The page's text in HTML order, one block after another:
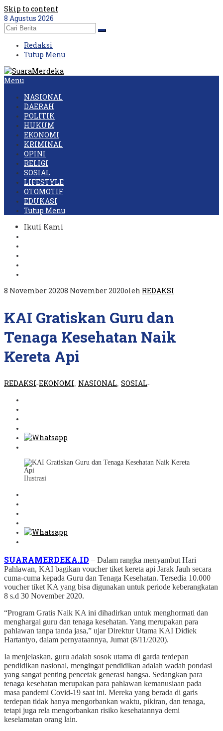
Skip to content
8 Agustus 2026
Redaksi
Tutup Menu
Menu
NASIONAL
DAERAH
POLITIK
HUKUM
EKONOMI
KRIMINAL
OPINI
RELIGI
SOSIAL
LIFESTYLE
OTOMOTIF
EDUKASI
Tutup Menu
Ikuti Kami
8 November 20208 November 2020oleh REDAKSI
KAI Gratiskan Guru dan
Tenaga Kesehatan Naik
Kereta Api
REDAKSI-EKONOMI NASIONAL SOSIAL-
Ilustrasi
SUARAMERDEKA.ID – Dalam rangka menyambut Hari
Pahlawan, KAI bagikan voucher tiket kereta api Jarak Jauh secara
cuma-cuma kepada Guru dan Tenaga Kesehatan. Tersedia 10.000
voucher tiket KA yang bisa digunakan untuk periode keberangkatan
8 s.d 30 November 2020.
“Program Gratis Naik KA ini dihadirkan untuk menghormati dan
menghargai guru dan tenaga kesehatan. Yang merupakan para
pahlawan tanpa tanda jasa,” ujar Direktur Utama KAI Didiek
Hartantyo, dalam pernyataannya, Jumat (8/11/2020).
Ia menjelaskan, guru adalah sosok utama di garda terdepan
pendidikan nasional, mengingat pendidikan adalah wadah pondasi
yang sangat penting pencetak generasi bangsa. Sedangkan para
tenaga kesehatan merupakan para pahlawan kemanusiaan pada
masa pandemi Covid-19 saat ini. Mereka yang berada di garis
terdepan tidak hanya mengorbankan waktu, pikiran, dan tenaga,
tetapi juga rela mengorbankan risiko kesehatannya demi
keselamatan orang lain.